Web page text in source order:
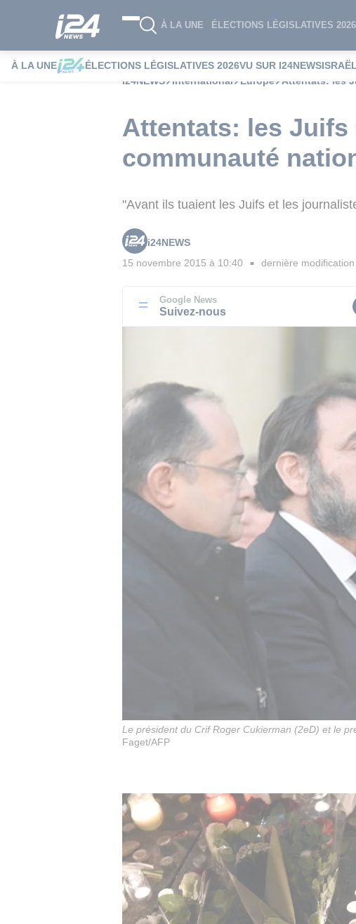
À LA UNE ÉLECTIONS LÉGISLATIVES 2026
À LA UNE ÉLECTIONS LÉGISLATIVES 2026VU SUR I24NEWS
i24NEWS
International Europe Attentats: les
Attentats: les Juifs
communauté
"Avant ils tuaient les Juifs et les
i24NEWS
15 novembre 2015 à 10:40 ■ dernière modification
Google News
Suivez-nous
Le président du Crif Roger Cukierman (2eD) et le
Faget/AFP